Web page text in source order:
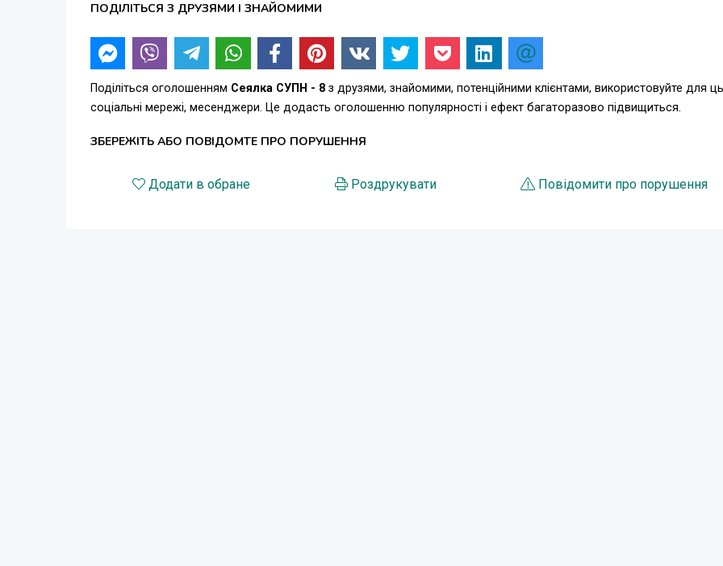
ПОДІЛІТЬСЯ З ДРУЗЯМИ І ЗНАЙОМИМИ
Поділіться оголошенням Сеялка СУПН - 8 з друзями, знайомими, потенційними клієнтами, використовуйте для
соціальні мережі, месенджери. Це додасть оголошенню популярності і ефект багаторазово підвищиться.
ЗБЕРЕЖІТЬ АБО ПОВІДОМТЕ ПРО ПОРУШЕННЯ
Додати в обране Роздрукувати Повідомити про порушення